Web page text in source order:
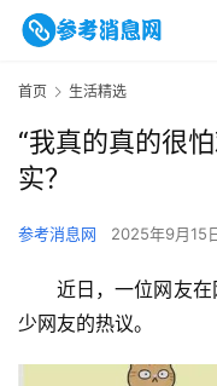
首页 生活精选
“我真的真的很
实？
参考消息网 2025年9月15
近日，一位网友
少网友的热议。